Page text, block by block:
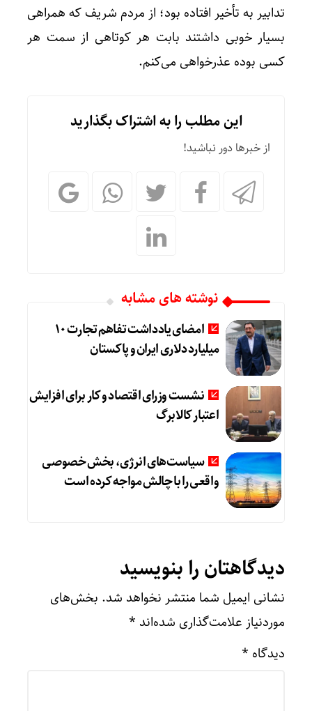
تدابیر به تأخیر افتاده بود؛ از مردم شریف که همراهی
بسیار خوبی داشتند بابت هر کوتاهی از سمت هر
کسی بوده عذرخواهی می‌کنم.
این مطلب را به اشتراک بگذارید
از خبرها دور نباشید!
نوشته های مشابه
امضای یادداشت تفاهم تجارت ۱۰
میلیارد دلاری ایران و پاکستان
نشست وزرای اقتصاد و کار برای افزایش
اعتبار کالابرگ
سیاست‌های انرژی، بخش خصوصی
واقعی را با چالش مواجه کرده است
دیدگاهتان را بنویسید
نشانی ایمیل شما منتشر نخواهد شد. بخش‌های
موردنیاز علامت‌گذاری شده‌اند *
دیدگاه *